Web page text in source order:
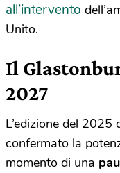
all’intervento
Unito.
Il
2027
L’edizione del
confermato la
momento di una